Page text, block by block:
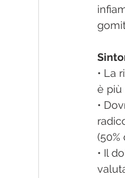
• La
è più
•
• Il